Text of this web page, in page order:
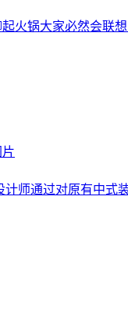
火锅大家必然会联
师通过对原有中